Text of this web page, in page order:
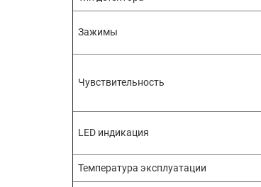
Зажимы
Чувствительность
LED индикация
Температура эксплуатации